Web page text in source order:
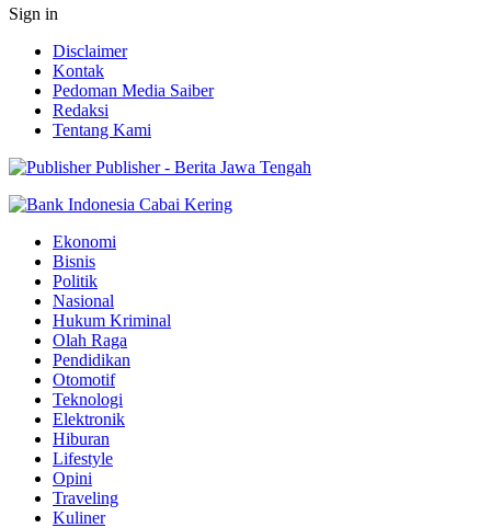
Sign in
Disclaimer
Kontak
Pedoman Media Saiber
Redaksi
Tentang Kami
Publisher - Berita Jawa Tengah
Ekonomi
Bisnis
Politik
Nasional
Hukum Kriminal
Olah Raga
Pendidikan
Otomotif
Teknologi
Elektronik
Hiburan
Lifestyle
Opini
Traveling
Kuliner